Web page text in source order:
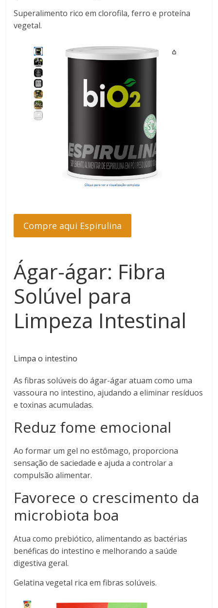
Superalimento rico em clorofila, ferro e proteína
vegetal.
Compre aqui Espirulina
Ágar-ágar: Fibra
Solúvel para
Limpeza Intestinal
Limpa o intestino
As fibras solúveis do ágar-ágar atuam como uma
vassoura no intestino, ajudando a eliminar resíduos
e toxinas acumuladas.
Reduz fome emocional
Ao formar um gel no estômago, proporciona
sensação de saciedade e ajuda a controlar a
compulsão alimentar.
Favorece o crescimento da
microbiota boa
Atua como prebiótico, alimentando as bactérias
benéficas do intestino e melhorando a saúde
digestiva geral.
Gelatina vegetal rica em fibras solúveis.